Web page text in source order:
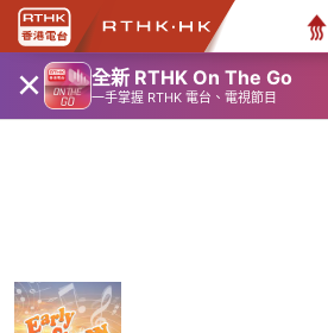
× 全新 RTHK On The Go
一手掌握 RTHK 電台、電視節目